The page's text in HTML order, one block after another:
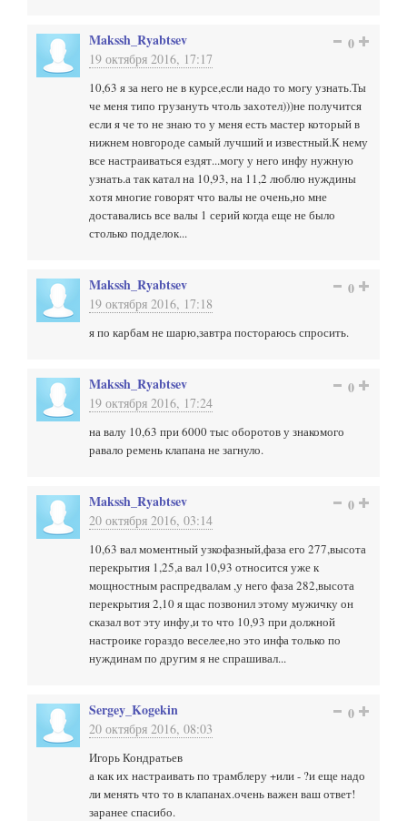
Makssh_Ryabtsev
19 октября 2016, 17:17
0
10,63 я за него не в курсе,если надо то могу узнать.Ты
че меня типо грузануть чтоль захотел)))не получится
если я че то не знаю то у меня есть мастер который в
нижнем новгороде самый лучший и известный.К нему
все настраиваться ездят...могу у него инфу нужную
узнать.а так катал на 10,93, на 11,2 люблю нуждины
хотя многие говорят что валы не очень,но мне
доставались все валы 1 серий когда еще не было
столько подделок...
Makssh_Ryabtsev
19 октября 2016, 17:18
0
я по карбам не шарю,завтра постораюсь спросить.
Makssh_Ryabtsev
19 октября 2016, 17:24
0
на валу 10,63 при 6000 тыс оборотов у знакомого
равало ремень клапана не загнуло.
Makssh_Ryabtsev
20 октября 2016, 03:14
0
10,63 вал моментный узкофазный,фаза его 277,высота
перекрытия 1,25,а вал 10,93 относится уже к
мощностным распредвалам ,у него фаза 282,высота
перекрытия 2,10 я щас позвонил этому мужичку он
сказал вот эту инфу,и то что 10,93 при должной
настроике гораздо веселее,но это инфа только по
нуждинам по другим я не спрашивал...
Sergey_Kogekin
20 октября 2016, 08:03
0
Игорь Кондратьев
а как их настраивать по трамблеру +или - ?и еще надо
ли менять что то в клапанах.очень важен ваш ответ!
заранее спасибо.